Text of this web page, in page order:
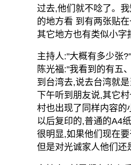
过去,他们就不唸了。
的地方看 到有两张贴
其它地方也有类似小字
主持人:"大概有多少张?"
陈光福:"我看到的有五
到台湾去,说去台湾就是
下午听到朋友说,其它
村也出现了同样内容的
以后复印的,普通的A4纸
很明显,如果他们现在
但是对光诚家人他们还